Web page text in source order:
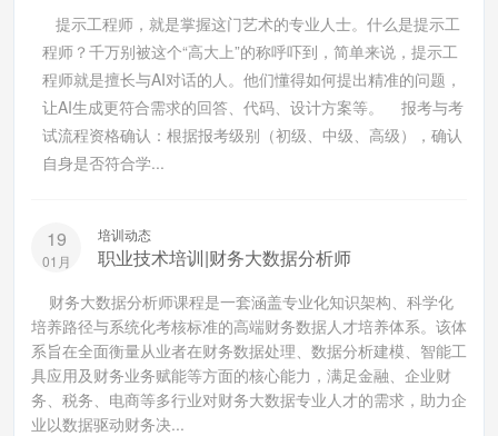
提示工程师，就是掌握这门艺术的专业人士。什么是提示工
程师？千万别被这个“高大上”的称呼吓到，简单来说，提示工
程师就是擅长与AI对话的人。他们懂得如何提出精准的问题，
让AI生成更符合需求的回答、代码、设计方案等。 报考与考
试流程资格确认：根据报考级别（初级、中级、高级），确认
自身是否符合学...
19
01月
培训动态
职业技术培训|财务大数据分析师
财务大数据分析师课程是一套涵盖专业化知识架构、科学化
培养路径与系统化考核标准的高端财务数据人才培养体系。该体
系旨在全面衡量从业者在财务数据处理、数据分析建模、智能工
具应用及财务业务赋能等方面的核心能力，满足金融、企业财
务、税务、电商等多行业对财务大数据专业人才的需求，助力企
业以数据驱动财务决...